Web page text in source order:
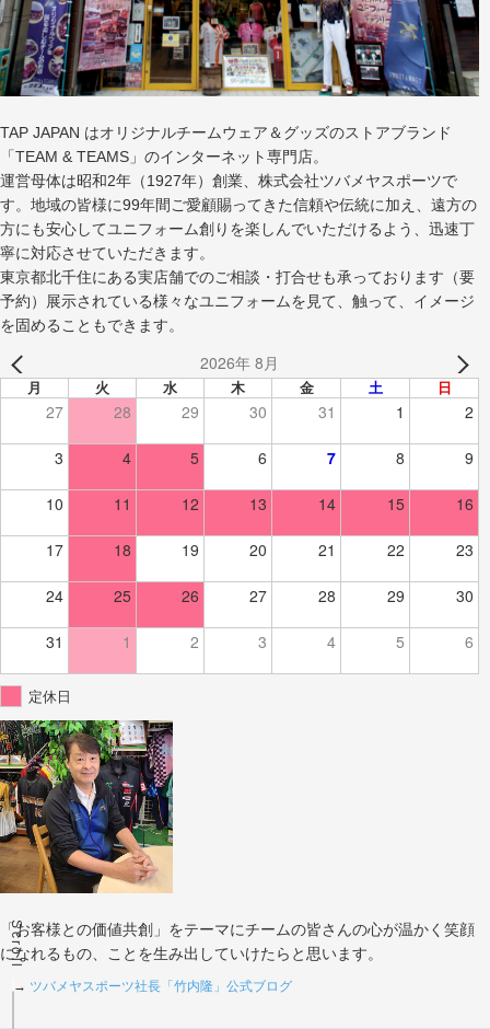
Scroll
TAP JAPAN はオリジナルチームウェア＆グッズのストアブランド
「TEAM & TEAMS」のインターネット専門店。
運営母体は昭和2年（1927年）創業、株式会社ツバメヤスポーツで
す。地域の皆様に99年間ご愛顧賜ってきた信頼や伝統に加え、遠方の
方にも安心してユニフォーム創りを楽しんでいただけるよう、迅速丁
寧に対応させていただきます。
東京都北千住にある実店舗でのご相談・打合せも承っております（要
予約）展示されている様々なユニフォームを見て、触って、イメージ
を固めることもできます。
2026年 8月
月 火 水 木 金 土 日
27 28 29 30 31 1 2
3 4 5 6 7 8 9
10 11 12 13 14 15 16
17 18 19 20 21 22 23
24 25 26 27 28 29 30
31 1 2 3 4 5 6
定休日
「お客様との価値共創」をテーマにチームの皆さんの心が温かく笑顔
になれるもの、ことを生み出していけたらと思います。
→ ツバメヤスポーツ社長「竹内隆」公式ブログ